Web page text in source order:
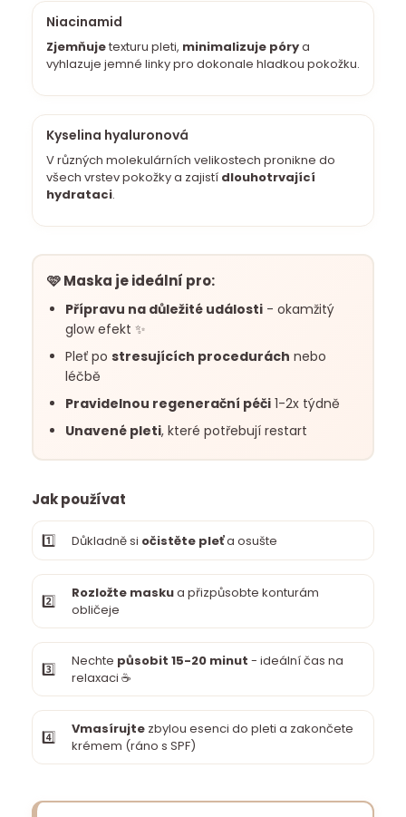
Niacinamid
Zjemňujetexturu pleti, minimalizuje pórya
vyhlazuje jemné linky pro dokonale hladkou pokožku.
Kyselina hyaluronová
V různých molekulárních velikostech pronikne do
všech vrstev pokožky a zajistí dlouhotrvající
hydrataci.
🩷 Maska je ideální pro:
Přípravu na důležité události - okamžitý
glow efekt ✨
Pleť po stresujících procedurách nebo
léčbě
Pravidelnou regenerační péči 1-2x týdně
Unavené pleti, které potřebují restart
Jak používat
1️⃣ Důkladně si očistěte pleťa osušte
2️⃣ Rozložte maskua přizpůsobte konturám
obličeje
3️⃣ Nechte působit 15-20 minut - ideální čas na
relaxaci ☕
4️⃣ Vmasírujte zbylou esenci do pleti a zakončete
krémem (ráno s SPF)